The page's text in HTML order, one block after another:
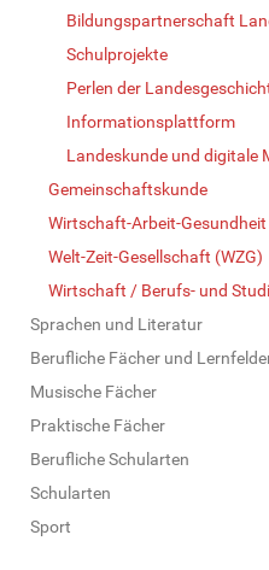
Bildungspartnerschaft
Schulprojekte
Perlen der
Informationsplattform
Landeskunde und digitale
Gemeinschaftskunde
Wirtschaft-Arbeit-Gesundheit
Welt-Zeit-Gesellschaft (WZG)
Wirtschaft / Berufs- und
Sprachen und Literatur
Berufliche Fächer und
Musische Fächer
Praktische Fächer
Berufliche Schularten
Schularten
Sport